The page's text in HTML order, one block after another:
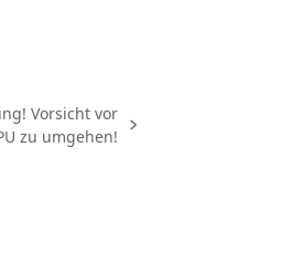
Vorsicht vor
zu umgehen!